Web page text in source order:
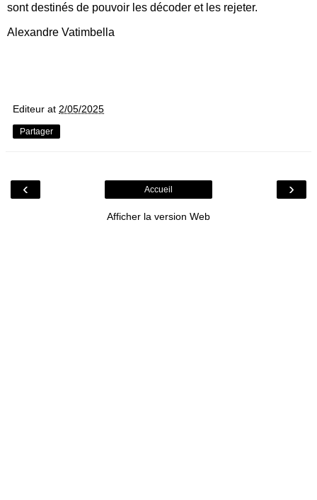
sont destinés de pouvoir les décoder et les rejeter.
Alexandre Vatimbella
Editeur at 2/05/2025
Partager
‹ ›
Accueil
Afficher la version Web